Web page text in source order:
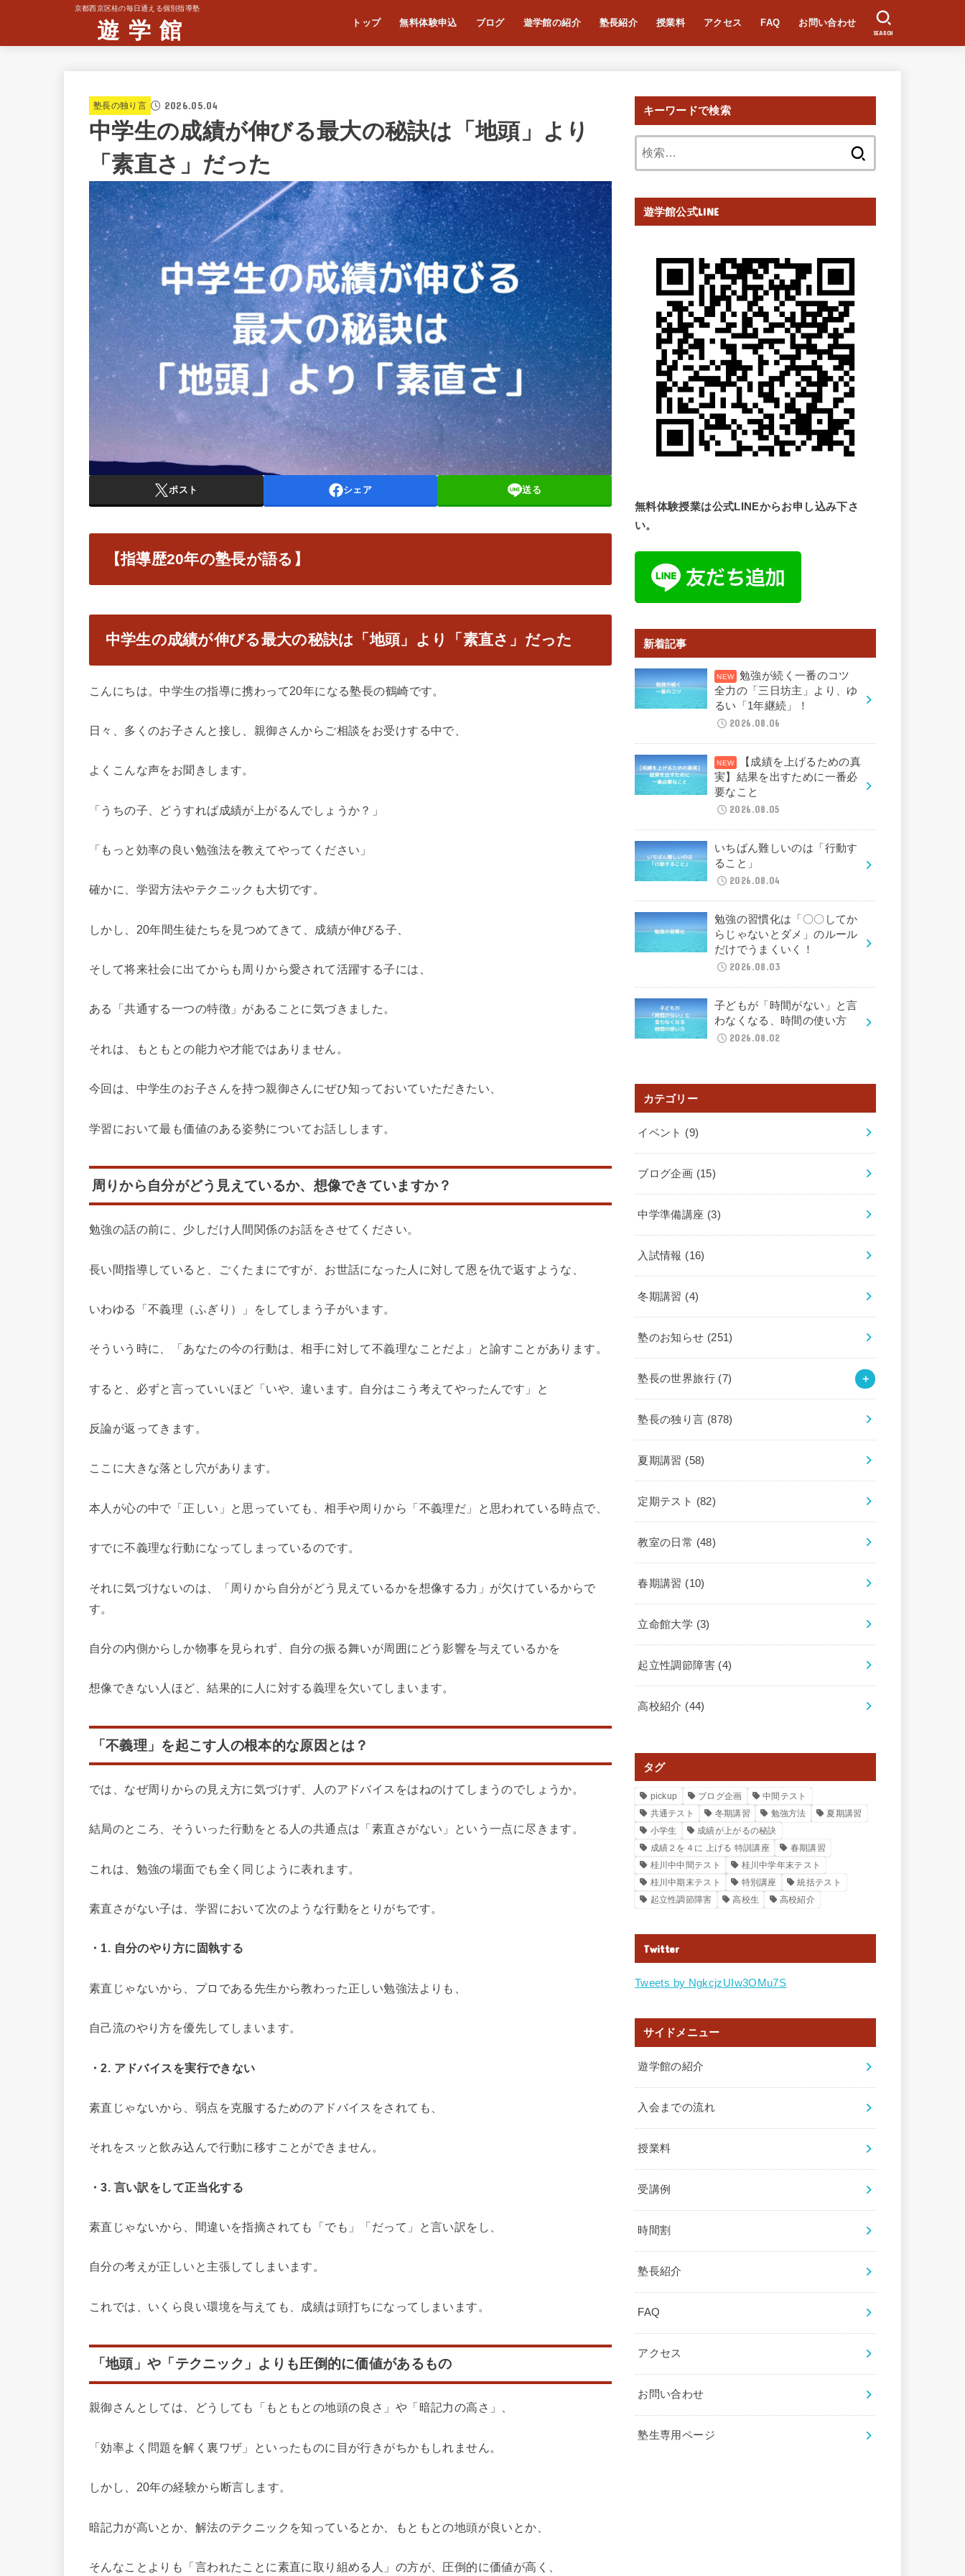
京都西京区桂の毎日通える個別指導塾
遊 学 館 トップ 無料体験申込 ブログ 遊学館の紹介 塾長紹介 授業料 アクセス FAQ お問い合わせ
SEARCH
塾長の独り言 2026.05.04
中学生の成績が伸びる最大の秘訣は「地頭」より
「素直さ」だった
ポスト シェア 送る
【指導歴20年の塾長が語る】
中学生の成績が伸びる最大の秘訣は「地頭」より「素直さ」だった
こんにちは。中学生の指導に携わって20年になる塾長の鶴崎です。
日々、多くのお子さんと接し、親御さんからご相談をお受けする中で、
よくこんな声をお聞きします。
「うちの子、どうすれば成績が上がるんでしょうか？」
「もっと効率の良い勉強法を教えてやってください」
確かに、学習方法やテクニックも大切です。
しかし、20年間生徒たちを見つめてきて、成績が伸びる子、
そして将来社会に出てからも周りから愛されて活躍する子には、
ある「共通する一つの特徴」があることに気づきました。
それは、もともとの能力や才能ではありません。
今回は、中学生のお子さんを持つ親御さんにぜひ知っておいていただきたい、
学習において最も価値のある姿勢についてお話しします。
周りから自分がどう見えているか、想像できていますか？
勉強の話の前に、少しだけ人間関係のお話をさせてください。
長い間指導していると、ごくたまにですが、お世話になった人に対して恩を仇で返すような、
いわゆる「不義理（ふぎり）」をしてしまう子がいます。
そういう時に、「あなたの今の行動は、相手に対して不義理なことだよ」と諭すことがあります。
すると、必ずと言っていいほど「いや、違います。自分はこう考えてやったんです」と
反論が返ってきます。
ここに大きな落とし穴があります。
本人が心の中で「正しい」と思っていても、相手や周りから「不義理だ」と思われている時点で、
すでに不義理な行動になってしまっているのです。
それに気づけないのは、「周りから自分がどう見えているかを想像する力」が欠けているからで
す。
自分の内側からしか物事を見られず、自分の振る舞いが周囲にどう影響を与えているかを
想像できない人ほど、結果的に人に対する義理を欠いてしまいます。
「不義理」を起こす人の根本的な原因とは？
では、なぜ周りからの見え方に気づけず、人のアドバイスをはねのけてしまうのでしょうか。
結局のところ、そういった行動をとる人の共通点は「素直さがない」という一点に尽きます。
これは、勉強の場面でも全く同じように表れます。
素直さがない子は、学習において次のような行動をとりがちです。
・1. 自分のやり方に固執する
素直じゃないから、プロである先生から教わった正しい勉強法よりも、
自己流のやり方を優先してしまいます。
・2. アドバイスを実行できない
素直じゃないから、弱点を克服するためのアドバイスをされても、
それをスッと飲み込んで行動に移すことができません。
・3. 言い訳をして正当化する
素直じゃないから、間違いを指摘されても「でも」「だって」と言い訳をし、
自分の考えが正しいと主張してしまいます。
これでは、いくら良い環境を与えても、成績は頭打ちになってしまいます。
「地頭」や「テクニック」よりも圧倒的に価値があるもの
親御さんとしては、どうしても「もともとの地頭の良さ」や「暗記力の高さ」、
「効率よく問題を解く裏ワザ」といったものに目が行きがちかもしれません。
しかし、20年の経験から断言します。
暗記力が高いとか、解法のテクニックを知っているとか、もともとの地頭が良いとか、
そんなことよりも「言われたことに素直に取り組める人」の方が、圧倒的に価値が高く、
キーワードで検索
遊学館公式LINE
無料体験授業は公式LINEからお申し込み下さ
い。
新着記事
勉強が続く一番のコツ
全力の「三日坊主」より、ゆ
るい「1年継続」！
2026.08.06
【成績を上げるための真
実】結果を出すために一番必
要なこと
2026.08.05
いちばん難しいのは「行動す
ること」
2026.08.04
勉強の習慣化は「〇〇してか
らじゃないとダメ」のルール
だけでうまくいく！
2026.08.03
子どもが「時間がない」と言
わなくなる、時間の使い方
2026.08.02
カテゴリー
イベント (9)
ブログ企画 (15)
中学準備講座 (3)
入試情報 (16)
冬期講習 (4)
塾のお知らせ (251)
塾長の世界旅行 (7)
塾長の独り言 (878)
夏期講習 (58)
定期テスト (82)
教室の日常 (48)
春期講習 (10)
立命館大学 (3)
起立性調節障害 (4)
高校紹介 (44)
タグ
pickup ブログ企画
中間テスト
共通テスト
冬期講習 勉強方法
夏期講習
小学生
成績が上がるの秘訣
成績２を４に 上げる 特訓講座
春期講習
桂川中中間テスト
桂川中学年末テスト
桂川中期末テスト
特別講座
統括テスト
起立性調節障害
高校生 高校紹介
Twitter
Tweets by NgkcjzUIw3OMu7S
サイドメニュー
遊学館の紹介
入会までの流れ
授業料
受講例
時間割
塾長紹介
FAQ
アクセス
お問い合わせ
塾生専用ページ